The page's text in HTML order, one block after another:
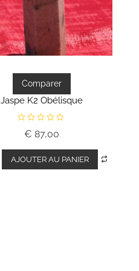
Comparer
Jaspe K2 Obélisque
e
0
s
u
€ 87,00
AJOUTER AU PANIER